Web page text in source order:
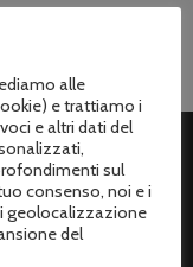
alle
e trattiamo i
e altri dati del
sul
consenso, noi e i
geolocalizzazione
del